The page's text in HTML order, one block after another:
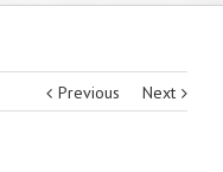
Previous Next